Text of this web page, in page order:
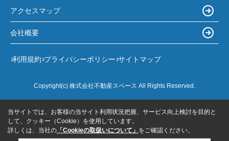
アクセスマップ
会社概要
利用規約 プライバシーポリシー サイトマップ
Copyright(c) 株式会社不動産スペース All Rights Reserved.
当サイトでは、お客様の当サイト利用状況把握、サービス向上検討を目的と
して、クッキー（Cookie）を使用しています。
詳しくは、当社の 「Cookieの取扱いについて」 をご確認ください。